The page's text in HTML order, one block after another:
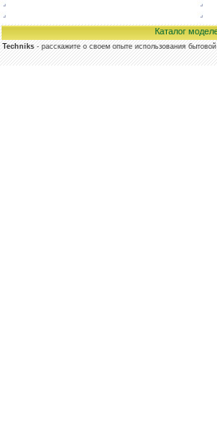
Каталог
Techniks- расскажите о своем опыте использования бытовой